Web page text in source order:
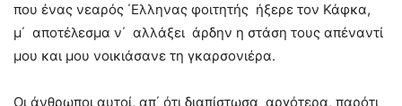
που ένας νεαρός ΄Ελληνας φοιτητής ήξερε τον Κάφκα,
μ΄ αποτέλεσμα ν΄ αλλάξει άρδην η στάση τους απέναντί
μου και μου νοικιάσανε τη γκαρσονιέρα.
Οι άνθρωποι αυτοί, απ΄ ότι διαπίστωσα αργότερα, παρότι